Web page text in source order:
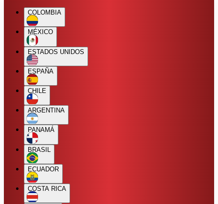
COLOMBIA
MÉXICO
ESTADOS UNIDOS
ESPAÑA
CHILE
ARGENTINA
PANAMÁ
BRASIL
ECUADOR
COSTA RICA